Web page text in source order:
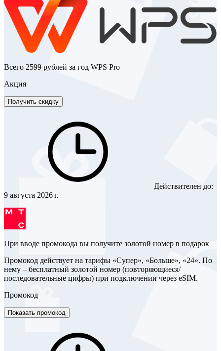
Всего 2599 рублей за год WPS Pro
Акция
Получить скидку
Действителен до:
9 августа 2026 г.
При вводе промокода вы получите золотой номер в подарок
Промокод действует на тарифы «Супер», «Больше», «24». По
нему – бесплатный золотой номер (повторяющиеся/
последовательные цифры) при подключении через eSIM.
Промокод
Показать промокод